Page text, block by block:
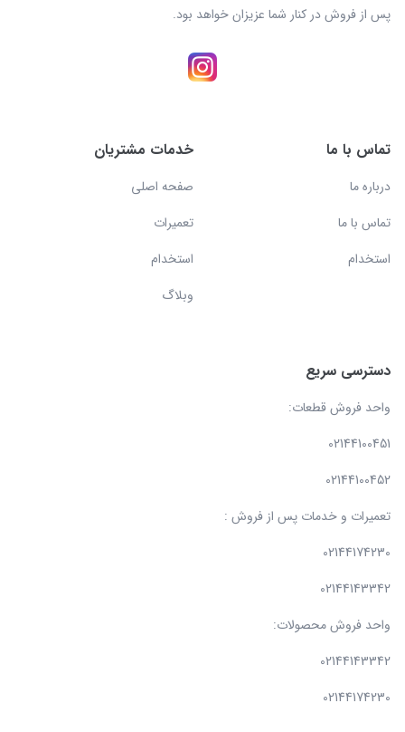
پس از فروش در کنار شما عزیزان خواهد بود.
تماس با ما
درباره ما
تماس با ما
استخدام
خدمات مشتریان
صفحه اصلی
تعمیرات
استخدام
وبلاگ
دسترسی سریع
واحد فروش قطعات:
02144100451
02144100452
تعمیرات و خدمات پس از فروش :
02144174230
02144143342
واحد فروش محصولات:
02144143342
02144174230